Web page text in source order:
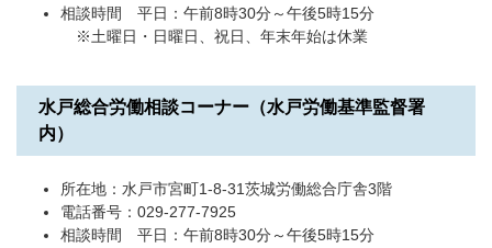
相談時間 平日：午前8時30分～午後5時15分
※土曜日・日曜日、祝日、年末年始は休業
水戸総合労働相談コーナー（水戸労働基準監督署
内）
所在地：水戸市宮町1-8-31茨城労働総合庁舎3階
電話番号：029-277-7925
相談時間 平日：午前8時30分～午後5時15分